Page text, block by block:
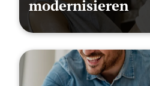
modernisieren